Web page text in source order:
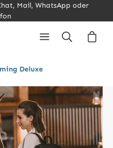
Mail, WhatsApp oder
Deluxe